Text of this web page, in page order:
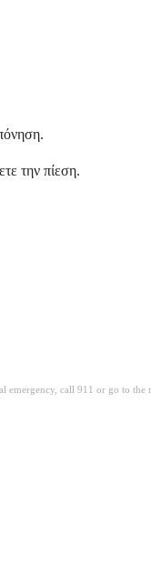
την πίεση.
call 911 or go to the